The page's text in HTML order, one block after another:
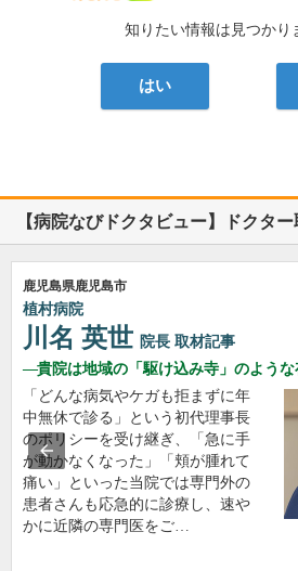
知りたい情報は見つかり
はい
【病院なびドクタビュー】ドクタ
鹿児島県鹿児島市
植村病院
川名 英世 院長 取材記事
貴院は地域の「駆け込み寺」のような
「どんな病気やケガも拒まずに年
中無休で診る」という初代理事長
のポリシーを受け継ぎ、「急に手
が動かなくなった」「頬が腫れて
痛い」といった当院では専門外の
患者さんも応急的に診療し、速や
かに近隣の専門医をご…